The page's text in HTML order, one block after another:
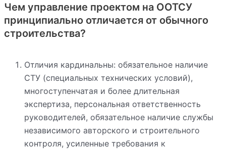
Чем управление проектом на ООТСУ
принципиально отличается от обычного
строительства?
Отличия кардинальны: обязательное наличие
СТУ (специальных технических условий),
многоступенчатая и более длительная
экспертиза, персональная ответственность
руководителей, обязательное наличие службы
независимого авторского и строительного
контроля, усиленные требования к